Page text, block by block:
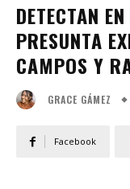
DETECTAN
PRESUNTA
CAMPOS Y
GRACE GÁMEZ
Facebook